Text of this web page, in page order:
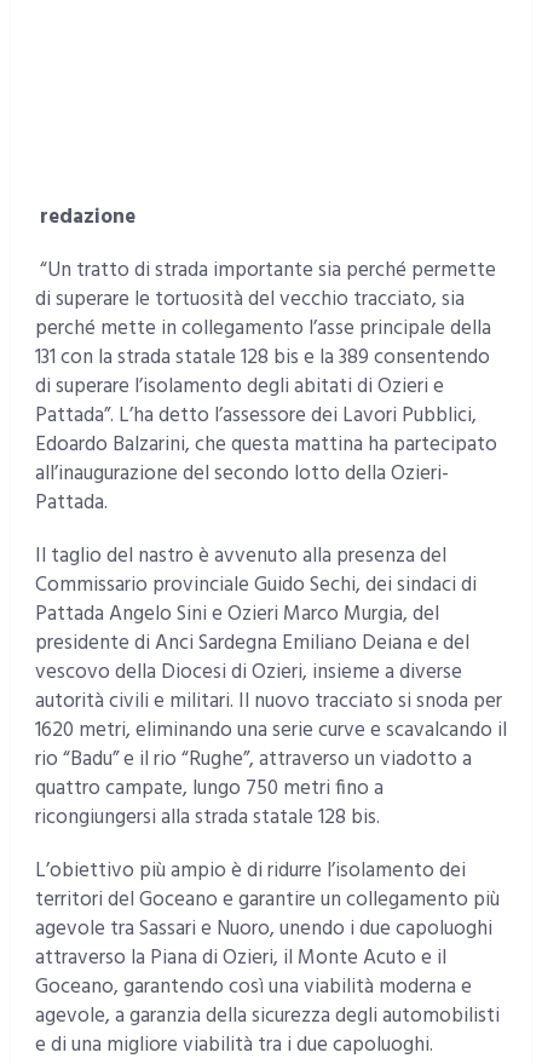
redazione
“Un tratto di strada importante sia perché permette
di superare le tortuosità del vecchio tracciato, sia
perché mette in collegamento l’asse principale della
131 con la strada statale 128 bis e la 389 consentendo
di superare l’isolamento degli abitati di Ozieri e
Pattada”. L’ha detto l’assessore dei Lavori Pubblici,
Edoardo Balzarini, che questa mattina ha partecipato
all’inaugurazione del secondo lotto della Ozieri-
Pattada.
Il taglio del nastro è avvenuto alla presenza del
Commissario provinciale Guido Sechi, dei sindaci di
Pattada Angelo Sini e Ozieri Marco Murgia, del
presidente di Anci Sardegna Emiliano Deiana e del
vescovo della Diocesi di Ozieri, insieme a diverse
autorità civili e militari. Il nuovo tracciato si snoda per
1620 metri, eliminando una serie curve e scavalcando il
rio “Badu” e il rio “Rughe”, attraverso un viadotto a
quattro campate, lungo 750 metri fino a
ricongiungersi alla strada statale 128 bis.
L’obiettivo più ampio è di ridurre l’isolamento dei
territori del Goceano e garantire un collegamento più
agevole tra Sassari e Nuoro, unendo i due capoluoghi
attraverso la Piana di Ozieri, il Monte Acuto e il
Goceano, garantendo così una viabilità moderna e
agevole, a garanzia della sicurezza degli automobilisti
e di una migliore viabilità tra i due capoluoghi.